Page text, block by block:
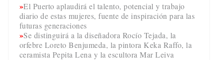
El Puerto aplaudirá el talento, potencial y trabajo
diario de estas mujeres, fuente de inspiración para las
futuras generaciones
Se distinguirá a la diseñadora Rocío Tejada, la
orfebre Loreto Benjumeda, la pintora Keka Raffo, la
ceramista Pepita Lena y la escultora Mar Leiva